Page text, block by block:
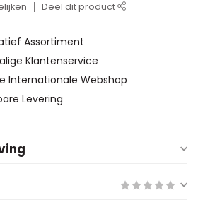
Deel dit product
Assortiment
Klantenservice
Internationale Webshop
Levering